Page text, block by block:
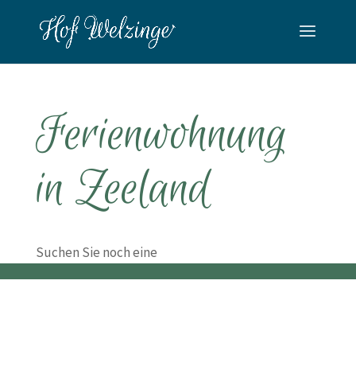
Ferienwohnung
in Zeeland
Suchen Sie noch eine